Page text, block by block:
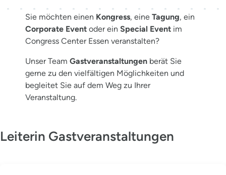
Sie möchten einen Kongress, eine Tagung, ein
Corporate Event oder ein Special Event im
Congress Center Essen veranstalten?
Unser Team Gastveranstaltungen berät Sie
gerne zu den vielfältigen Möglichkeiten und
begleitet Sie auf dem Weg zu Ihrer
Veranstaltung.
Leiterin Gastveranstaltungen